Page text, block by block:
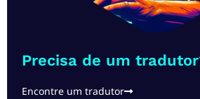
Precisa de um
Encontre um tradutor